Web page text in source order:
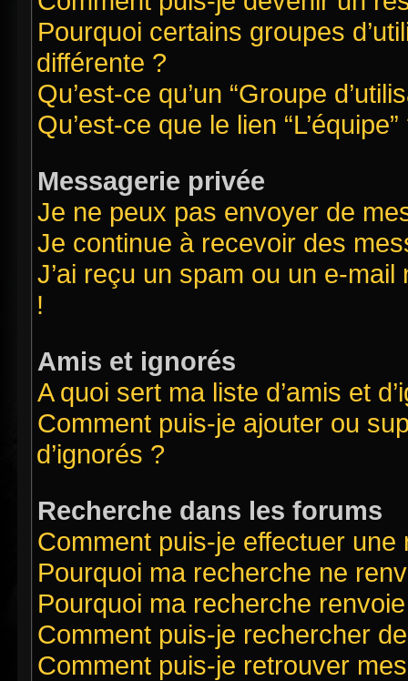
Pourquoi certains groupes
différente ?
Qu’est-ce qu’un “Groupe
Qu’est-ce que le lien “L’équipe”
Messagerie privée
Je ne peux pas envoyer de
Je continue à recevoir des
J’ai reçu un spam ou un e-
!
Amis et ignorés
A quoi sert ma liste d’amis et
Comment puis-je ajouter ou
d’ignorés ?
Recherche dans les forums
Comment puis-je effectuer
Pourquoi ma recherche ne
Pourquoi ma recherche
Comment puis-je rechercher
Comment puis-je retrouver